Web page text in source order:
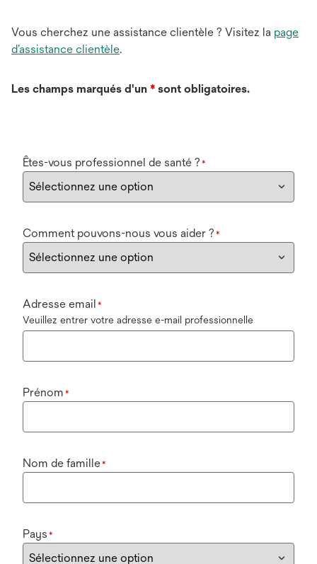
Vous cherchez une assistance clientèle ? Visitez la page
d’assistance clientèle.
Les champs marqués d'un * sont obligatoires.
Êtes-vous professionnel de santé ? *
Comment pouvons-nous vous aider ? *
Adresse email *
Veuillez entrer votre adresse e-mail professionnelle
Prénom *
Nom de famille*
Pays *